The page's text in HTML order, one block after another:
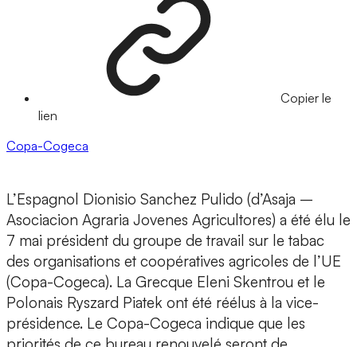
Copier le
lien
Copa-Cogeca
L’Espagnol Dionisio Sanchez Pulido (d’Asaja –
Asociacion Agraria Jovenes Agricultores) a été élu le
7 mai président du groupe de travail sur le tabac
des organisations et coopératives agricoles de l’UE
(Copa-Cogeca). La Grecque Eleni Skentrou et le
Polonais Ryszard Piatek ont été réélus à la vice-
présidence. Le Copa-Cogeca indique que les